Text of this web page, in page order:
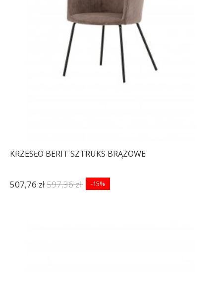
KRZESŁO BERIT SZTRUKS BRĄZOWE
507,76 zł597,36 zł -15%